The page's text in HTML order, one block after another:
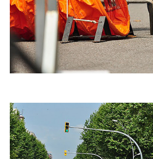
Imatge